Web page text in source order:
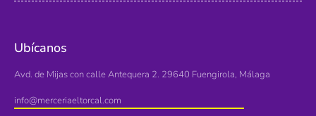
Ubícanos
Avd. de Mijas con calle Antequera 2. 29640 Fuengirola, Málaga
info@merceriaeltorcal.com